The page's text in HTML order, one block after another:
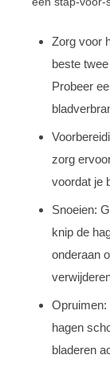
Zorg voor
beste
Probeer
zorg
voordat je
Snoeien:
knip de
onderaan
Opruimen:
hagen
bladeren